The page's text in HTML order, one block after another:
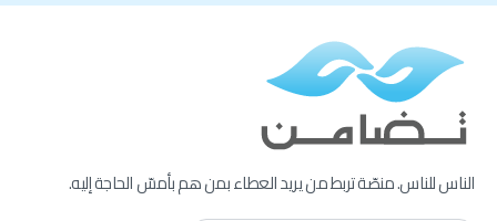
الناس للناس. منصّة تربط من يريد العطاء بمن هم بأمسّ الحاجة إليه.